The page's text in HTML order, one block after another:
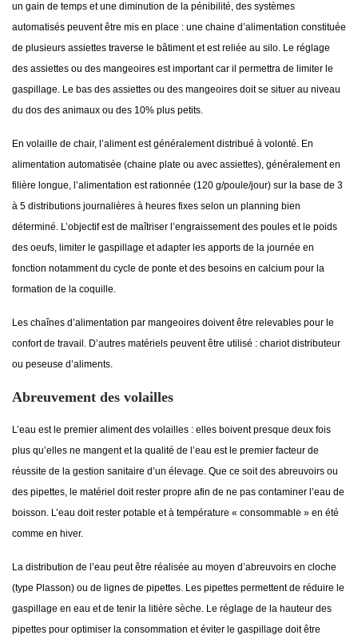
un gain de temps et une diminution de la pénibilité, des systèmes
automatisés peuvent être mis en place : une chaine d’alimentation constituée
de plusieurs assiettes traverse le bâtiment et est reliée au silo. Le réglage
des assiettes ou des mangeoires est important car il permettra de limiter le
gaspillage. Le bas des assiettes ou des mangeoires doit se situer au niveau
du dos des animaux ou des 10% plus petits.
En volaille de chair, l’aliment est généralement distribué à volonté. En
alimentation automatisée (chaine plate ou avec assiettes), généralement en
filière longue, l’alimentation est rationnée (120 g/poule/jour) sur la base de 3
à 5 distributions journalières à heures fixes selon un planning bien
déterminé. L’objectif est de maîtriser l’engraissement des poules et le poids
des oeufs, limiter le gaspillage et adapter les apports de la journée en
fonction notamment du cycle de ponte et des besoins en calcium pour la
formation de la coquille.
Les chaînes d’alimentation par mangeoires doivent être relevables pour le
confort de travail. D’autres matériels peuvent être utilisé : chariot distributeur
ou peseuse d’aliments.
Abreuvement des volailles
L’eau est le premier aliment des volailles : elles boivent presque deux fois
plus qu’elles ne mangent et la qualité de l’eau est le premier facteur de
réussite de la gestion sanitaire d’un élevage. Que ce soit des abreuvoirs ou
des pipettes, le matériel doit rester propre afin de ne pas contaminer l’eau de
boisson. L’eau doit rester potable et à température « consommable » en été
comme en hiver.
La distribution de l’eau peut être réalisée au moyen d’abreuvoirs en cloche
(type Plasson) ou de lignes de pipettes. Les pipettes permettent de réduire le
gaspillage en eau et de tenir la litière sèche. Le réglage de la hauteur des
pipettes pour optimiser la consommation et éviter le gaspillage doit être